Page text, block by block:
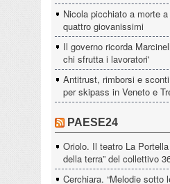
Nicola picchiato a morte
quattro giovanissimi
Il governo ricorda
chi sfrutta i lavoratori'
Antitrust, rimborsi e
per skipass in Veneto e
PAESE24
Oriolo. Il teatro La
della terra” del collettivo
Cerchiara. “Melodie sotto